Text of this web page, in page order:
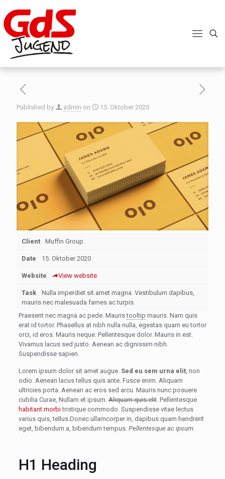
Published by admin on 15. Oktober 2020
Client Muffin Group
Date 15. Oktober 2020
Website View website
Task
Nulla imperdiet sit amet magna. Vestibulum dapibus,
mauris nec malesuada fames ac turpis
Praesent nec magna ac pede. Mauristooltip mauris. Nam quis
erat id tortor. Phasellus at nibh nulla nulla, egestas quam eu tortor
orci, id eros. Mauris neque. Pellentesque dolor. Mauris in est.
Vivamus lacus sed justo. Aenean ac dignissim nibh.
Suspendisse sapien.
Lorem ipsum dolor sit amet augue. Sed eu sem urna elit, non
odio. Aenean lacus tellus quis ante. Fusce enim. Aliquam
ultricies porta. Aenean ac eros sed arcu. Mauris nunc posuere
cubilia Curae, Nullam et ipsum.Aliquam quis elit. Pellentesque
habitant morbitristique commodo. Suspendisse vitae lectus
varius quis, tellus.Donec ullamcorper in, dapibus quam hendrerit
eget, bibendum a, bibendum tempus. Pellentesque ac ipsum.
H1 Heading